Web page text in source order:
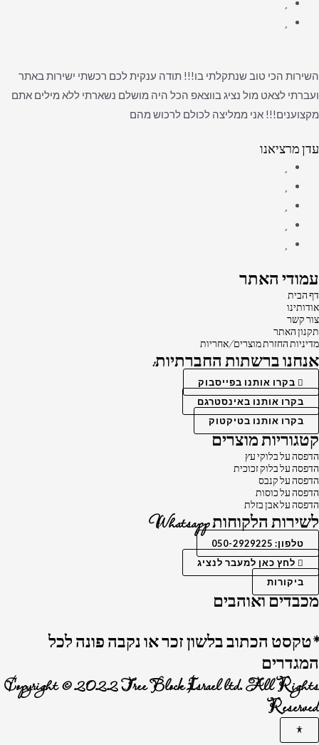
השירות הכי טוב שנתקלתי בו!!! תודה ענקית לכם רכשתי ישירות באתר
ועברתי לצאט מול נציג בווצאפ הכל היה מושלם נשארתי ללא מילים אתם
מקצוענים!!! אני ממליצה לכולם לרכוש מהם
עדן מרציאנו
עמודי האתר
דף הבית
אודותינו
צור קשר
תקנון האתר
מדיניות החזרת מוצרים/אחריות
אנחנו ברשתות החברתיות:
בקרו אותנו בפייסבוק
בקרו אותנו באינסטרגם
בקרו אותנו בטיקטוק
קטגוריות מוצרים
הדפסה על בלוקי עץ
הדפסה על בלוק זכוכית
הדפסה על קנבס
הדפסה על כוסות
הדפסה על אבן בזלת
לשירות הלקוחות Whatsapp
טלפון: 050-2929225
לחץ כאן למעבר לנציג
ביקורות
מכבדים ואוהבים
*טקסט הכתוב בלשון זכר או נקבה פונה לכל
המגדרים
Copyright © 2022 Tree Block Israel ltd. All Rights
Reserved